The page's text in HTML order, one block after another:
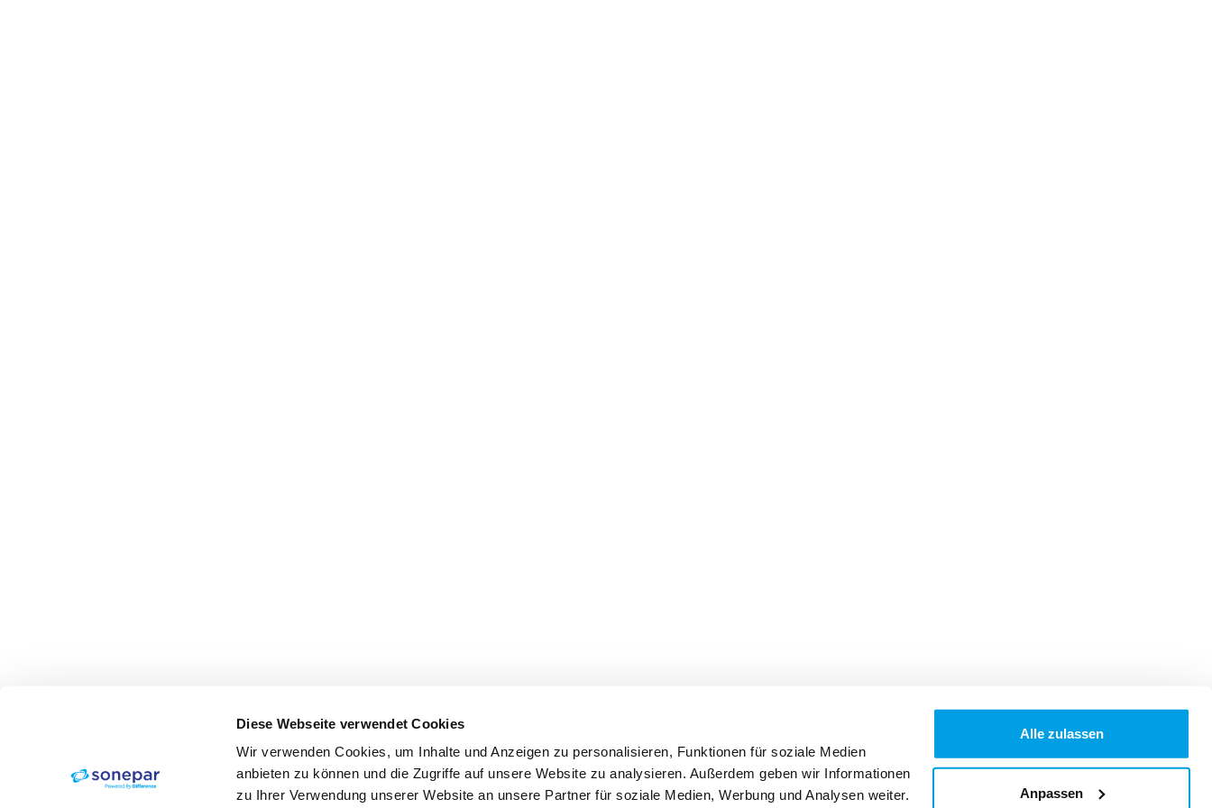
Diese Webseite verwendet Cookies
Wir verwenden Cookies, um Inhalte und Anzeigen zu personalisieren, Funktionen für soziale Medien
anbieten zu können und die Zugriffe auf unsere Website zu analysieren. Außerdem geben wir Informationen
zu Ihrer Verwendung unserer Website an unsere Partner für soziale Medien, Werbung und Analysen weiter.
Alle zulassen
Anpassen